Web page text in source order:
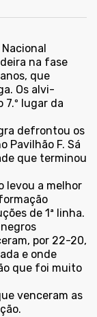
na fase
que
Os alvi-
lugar da
defrontou os
Pavilhão F. Sá
que terminou
levou a melhor
de 1ª linha.
por 22-20,
e onde
que foi muito
venceram as